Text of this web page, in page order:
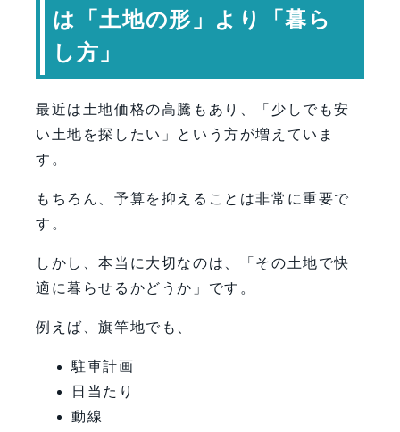
は「土地の形」より「暮ら
し方」
最近は土地価格の高騰もあり、「少しでも安
い土地を探したい」という方が増えていま
す。
もちろん、予算を抑えることは非常に重要で
す。
しかし、本当に大切なのは、「その土地で快
適に暮らせるかどうか」です。
例えば、旗竿地でも、
駐車計画
日当たり
動線